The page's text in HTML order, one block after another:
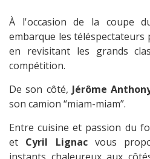
À l'occasion de la coupe
embarque les
en revisitant les grands
compétition.
De son côté, Jérôme
son camion “miam-miam”.
Entre cuisine et passion du
et Cyril Lignacvous